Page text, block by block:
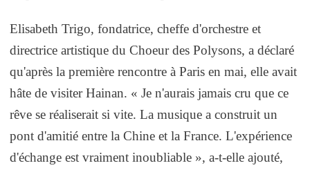
Elisabeth Trigo, fondatrice, cheffe d'orchestre et
directrice artistique du Choeur des Polysons, a déclaré
qu'après la première rencontre à Paris en mai, elle avait
hâte de visiter Hainan. « Je n'aurais jamais cru que ce
rêve se réaliserait si vite. La musique a construit un
pont d'amitié entre la Chine et la France. L'expérience
d'échange est vraiment inoubliable », a-t-elle ajouté,